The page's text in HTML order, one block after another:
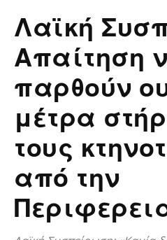
Λαϊκή
Απαίτηση
παρθούν
μέτρα
τους
από την